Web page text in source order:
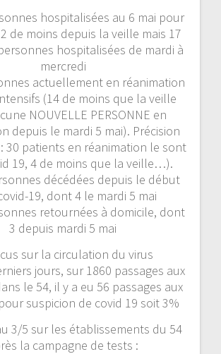
hospitalisées au 6 mai pour
de moins depuis la veille mais 17
hospitalisées de mardi à
mercredi
actuellement en réanimation
(14 de moins que la veille
NOUVELLE PERSONNE en
depuis le mardi 5 mai). Précision
30 patients en réanimation le sont
19, 4 de moins que la veille…).
décédées depuis le début
19, dont 4 le mardi 5 mai
retournées à domicile, dont
3 depuis mardi 5 mai
sur la circulation du virus
jours, sur 1860 passages aux
le 54, il y a eu 56 passages aux
suspicion de covid 19 soit 3%
3/5 sur les établissements du 54
la campagne de tests :